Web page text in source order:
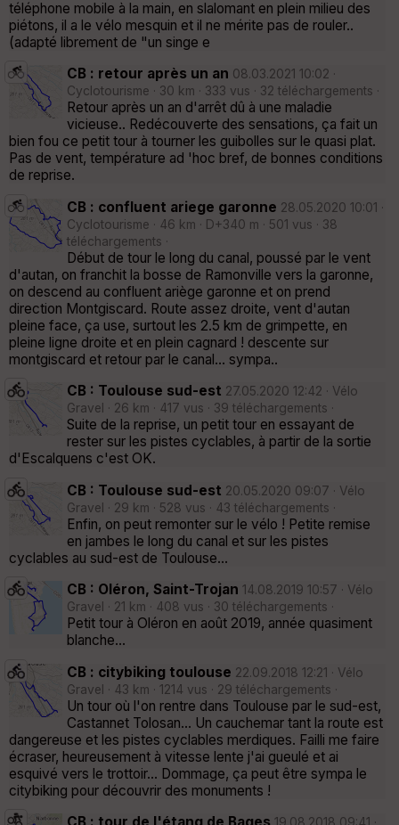
téléphone mobile à la main, en slalomant en plein milieu des
piétons, il a le vélo mesquin et il ne mérite pas de rouler..
(adapté librement de "un singe e
CB : retour après un an 08.03.2021 10:02 ·
Cyclotourisme · 30 km · 333 vus · 32 téléchargements ·
Retour après un an d'arrêt dû à une maladie
vicieuse.. Redécouverte des sensations, ça fait un
bien fou ce petit tour à tourner les guibolles sur le quasi plat.
Pas de vent, température ad 'hoc bref, de bonnes conditions
de reprise.
CB : confluent ariege garonne 28.05.2020 10:01 ·
Cyclotourisme · 46 km · D+340 m · 501 vus · 38
téléchargements ·
Début de tour le long du canal, poussé par le vent
d'autan, on franchit la bosse de Ramonville vers la garonne,
on descend au confluent ariège garonne et on prend
direction Montgiscard. Route assez droite, vent d'autan
pleine face, ça use, surtout les 2.5 km de grimpette, en
pleine ligne droite et en plein cagnard ! descente sur
montgiscard et retour par le canal... sympa..
CB : Toulouse sud-est 27.05.2020 12:42 · Vélo
Gravel · 26 km · 417 vus · 39 téléchargements ·
Suite de la reprise, un petit tour en essayant de
rester sur les pistes cyclables, à partir de la sortie
d'Escalquens c'est OK.
CB : Toulouse sud-est 20.05.2020 09:07 · Vélo
Gravel · 29 km · 528 vus · 43 téléchargements ·
Enfin, on peut remonter sur le vélo ! Petite remise
en jambes le long du canal et sur les pistes
cyclables au sud-est de Toulouse...
CB : Oléron, Saint-Trojan 14.08.2019 10:57 · Vélo
Gravel · 21 km · 408 vus · 30 téléchargements ·
Petit tour à Oléron en août 2019, année quasiment
blanche...
CB : citybiking toulouse 22.09.2018 12:21 · Vélo
Gravel · 43 km · 1214 vus · 29 téléchargements ·
Un tour où l'on rentre dans Toulouse par le sud-est,
Castannet Tolosan... Un cauchemar tant la route est
dangereuse et les pistes cyclables merdiques. Failli me faire
écraser, heureusement à vitesse lente j'ai gueulé et ai
esquivé vers le trottoir... Dommage, ça peut être sympa le
citybiking pour découvrir des monuments !